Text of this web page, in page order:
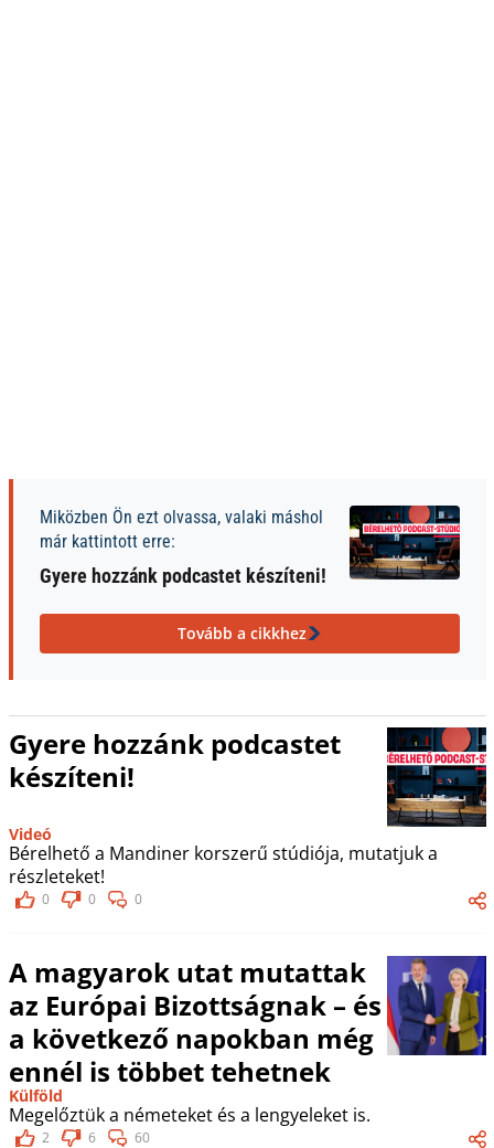
Miközben Ön ezt olvassa, valaki máshol
már kattintott erre:
Gyere hozzánk podcastet készíteni!
Tovább a cikkhez
Gyere hozzánk podcastet
készíteni!
Videó
Bérelhető a Mandiner korszerű stúdiója, mutatjuk a
részleteket!
0 0 0
A magyarok utat mutattak
az Európai Bizottságnak – és
a következő napokban még
ennél is többet tehetnek
Külföld
Megelőztük a németeket és a lengyeleket is.
2 6 60